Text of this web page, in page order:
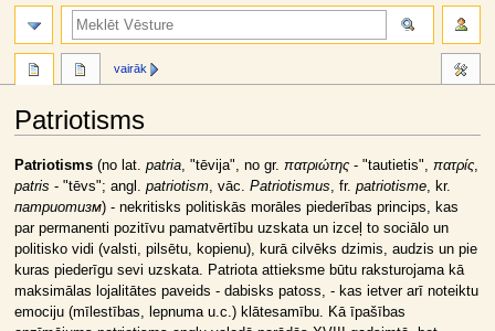
Patriotisms
Jump
to
navigation
Jump
to
search
Patriotisms(no lat. patria, "tēvija", no gr. πατριώτης- "tautietis", πατρίς,
patris - "tēvs"; angl. patriotism, vāc. Patriotismus , fr. patriotisme, kr.
патриотизм) - nekritisks politiskās morāles piederības princips, kas
par permanenti pozitīvu pamatvērtību uzskata un izceļ to sociālo un
politisko vidi (valsti, pilsētu, kopienu), kurā cilvēks dzimis, audzis un pie
kuras piederīgu sevi uzskata. Patriota attieksme būtu raksturojama kā
maksimālas lojalitātes paveids - dabisks patoss, - kas ietver arī noteiktu
emociju (mīlestības, lepnuma u.c.) klātesamību. Kā īpašības
vairāk
meklēt